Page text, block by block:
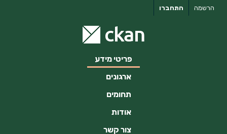
התחברו הרשמה
פריטי מידע
ארגונים
תחומים
אודות
צור קשר